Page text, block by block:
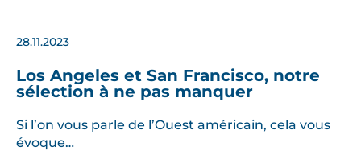
28.11.2023
Los Angeles et San Francisco, notre
sélection à ne pas manquer
Si l’on vous parle de l’Ouest américain, cela vous
évoque…